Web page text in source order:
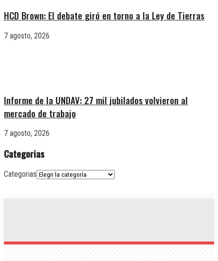
HCD Brown: El debate giró en torno a la Ley de Tierras
7 agosto, 2026
Informe de la UNDAV: 27 mil jubilados volvieron al
mercado de trabajo
7 agosto, 2026
Categorias
Categorias